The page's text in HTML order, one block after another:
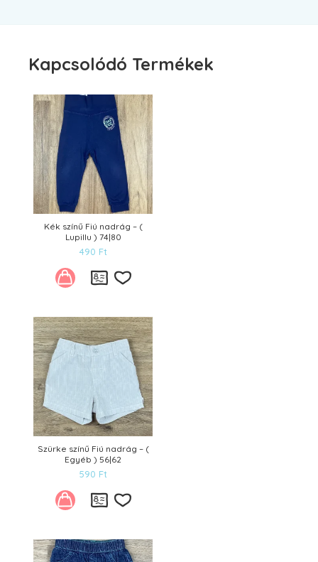
Kapcsolódó Termékek
Kék színű Fiú nadrág – (
Lupillu ) 74|80
490 Ft
Kívánságlistára
Szürke színű Fiú nadrág – (
Egyéb ) 56|62
590 Ft
Kívánságlistára